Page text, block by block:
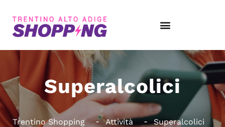
Superalcolici
Trentino Shopping Attività Superalcolici